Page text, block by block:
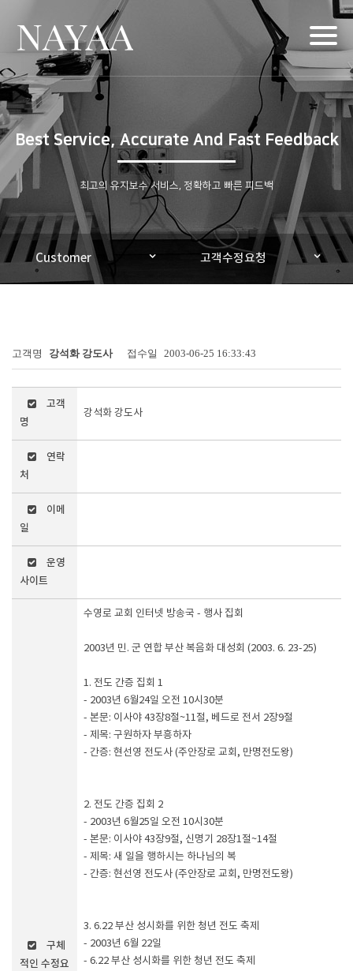
Best Service, Accurate And Fast Feedback
최고의 유지보수 서비스, 정확하고 빠른 피드백
Customer 고객수정요청
페이지 정보
고객명 강석화 강도사 접수일 2003-06-25 16:33:43
첨부파일
고객
명
강석화 강도사
연락
처
이메
일
운영
사이트
구체
적인 수정요
수영로 교회 인터넷 방송국 - 행사 집회
2003년 민. 군 연합 부산 복음화 대성회 (2003. 6. 23-25)
1. 전도 간증 집회 1
- 2003년 6월24일 오전 10시30분
- 본문: 이사야 43장8절~11절, 베드로 전서 2장9절
- 제목: 구원하자 부흥하자
- 간증: 현선영 전도사 (주안장로 교회, 만명전도왕)
2. 전도 간증 집회 2
- 2003년 6월25일 오전 10시30분
- 본문: 이사야 43장9절, 신명기 28장1절~14절
- 제목: 새 일을 행하시는 하나님의 복
- 간증: 현선영 전도사 (주안장로 교회, 만명전도왕)
3. 6.22 부산 성시화를 위한 청년 전도 축제
- 2003년 6월 22일
- 6.22 부산 성시화를 위한 청년 전도 축제